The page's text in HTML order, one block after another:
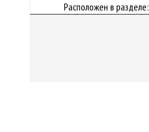
Расположен в разделе: